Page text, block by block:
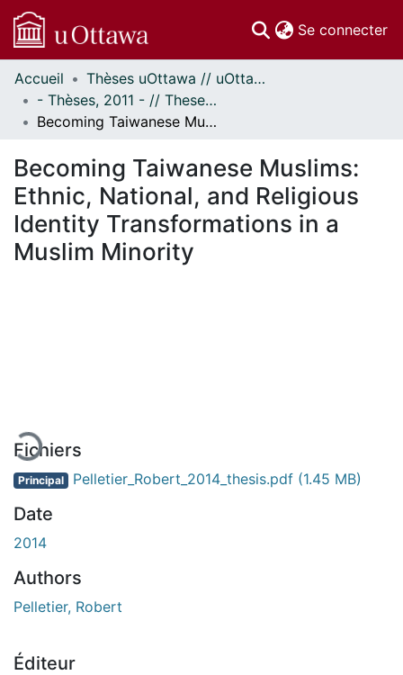
Se connecter
Communautés
et collections
Parcourir
À propos
Accueil
Thèses uOttawa // uOttawa Theses
- Thèses, 2011 - // Theses, 2011 -
Becoming Taiwanese Muslims: Ethnic, National, and Religious Identity Transformations in a Muslim Minority
Becoming Taiwanese Muslims:
Ethnic, National, and Religious
Identity Transformations in a
Muslim Minority
Fichiers
Principal Pelletier_Robert_2014_thesis.pdf (1.45 MB)
Date
2014
Authors
Pelletier, Robert
Éditeur